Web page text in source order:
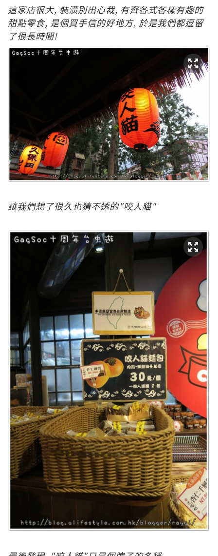
這家店很大, 裝潢別出心裁, 有齊各式各樣有趣的
甜點零食, 是個買手信的好地方, 於是我們都逗留
了很長時間!
讓我們想了很久也猜不透的"咬人貓"